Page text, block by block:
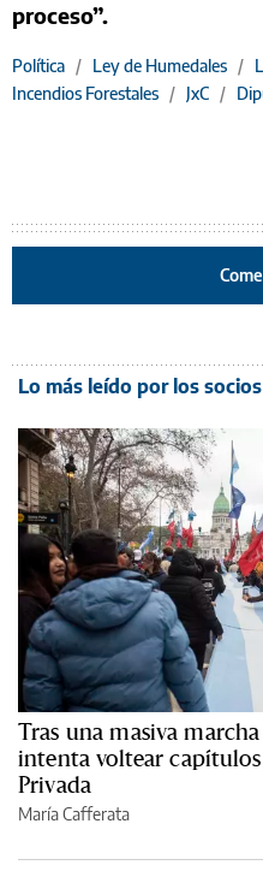
proceso”.
Política / Ley de Humedales /
Incendios Forestales / JxC /
Lo más leído por los socios
Tras una masiva
intenta voltear
Privada
María Cafferata